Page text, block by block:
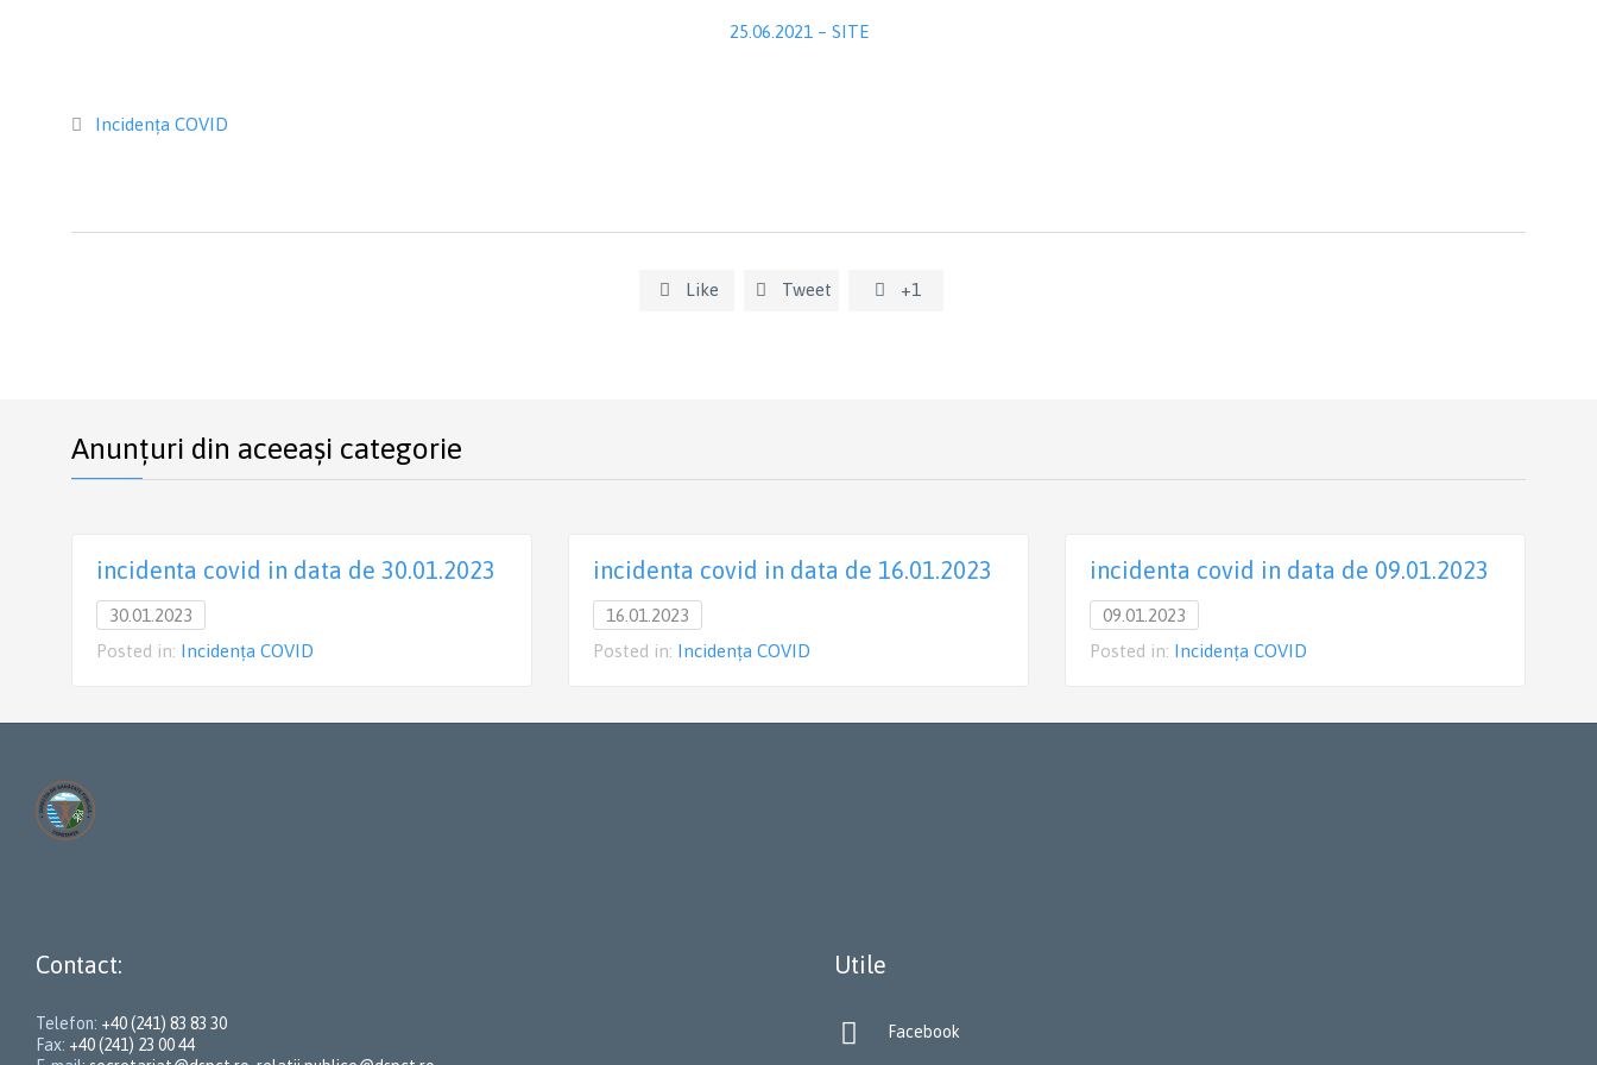
25.06.2021 – SITE
 Category
Incidența COVID
 Like  Tweet  +1
Anunțuri din aceeași categorie
incidenta covid in data de 30.01.2023
30.01.2023
Posted in: Incidența COVID
incidenta covid in data de 16.01.2023
16.01.2023
Posted in: Incidența COVID
incidenta covid in data de 09.01.2023
09.01.2023
Posted in: Incidența COVID
Contact:
Telefon: +40 (241) 83 83 30
Fax: +40 (241) 23 00 44
Utile
 Facebook